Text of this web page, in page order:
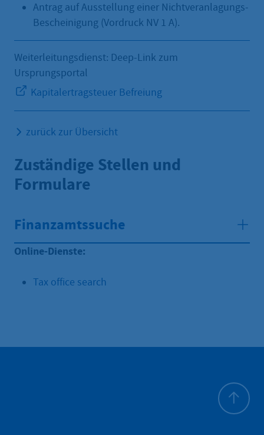
Antrag auf Ausstellung einer Nichtveranlagungs-
Bescheinigung (Vordruck NV 1 A).
Weiterleitungsdienst: Deep-Link zum
Ursprungsportal
Kapitalertragsteuer Befreiung
zurück zur Übersicht
Zuständige Stellen und
Formulare
Finanzamtssuche
Online-Dienste:
Tax office search